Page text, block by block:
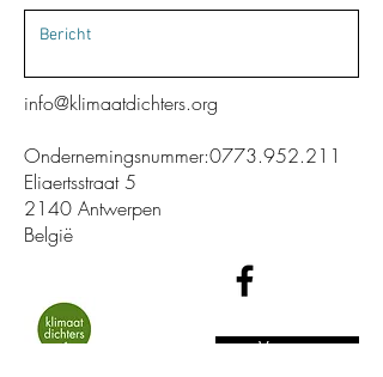
info@klimaatdichters.org
Ondernemingsnummer:0773.952.211
Eliaertsstraat 5
2140 Antwerpen
België
Verstuur